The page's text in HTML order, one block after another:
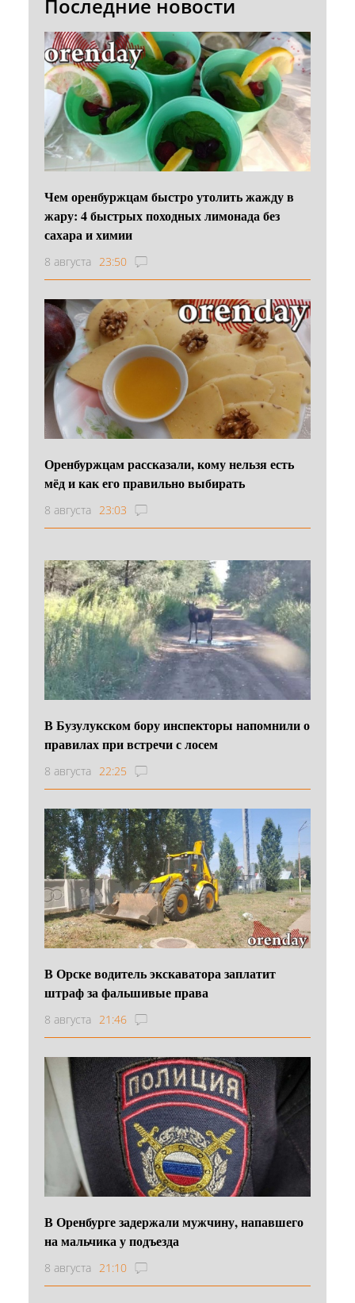
Последние новости
Чем оренбуржцам быстро утолить жажду в
жару: 4 быстрых походных лимонада без
сахара и химии
8 августа 23:50
Оренбуржцам рассказали, кому нельзя есть
мёд и как его правильно выбирать
8 августа 23:03
В Бузулукском бору инспекторы напомнили о
правилах при встречи с лосем
8 августа 22:25
В Орске водитель экскаватора заплатит
штраф за фальшивые права
8 августа 21:46
В Оренбурге задержали мужчину, напавшего
на мальчика у подъезда
8 августа 21:10